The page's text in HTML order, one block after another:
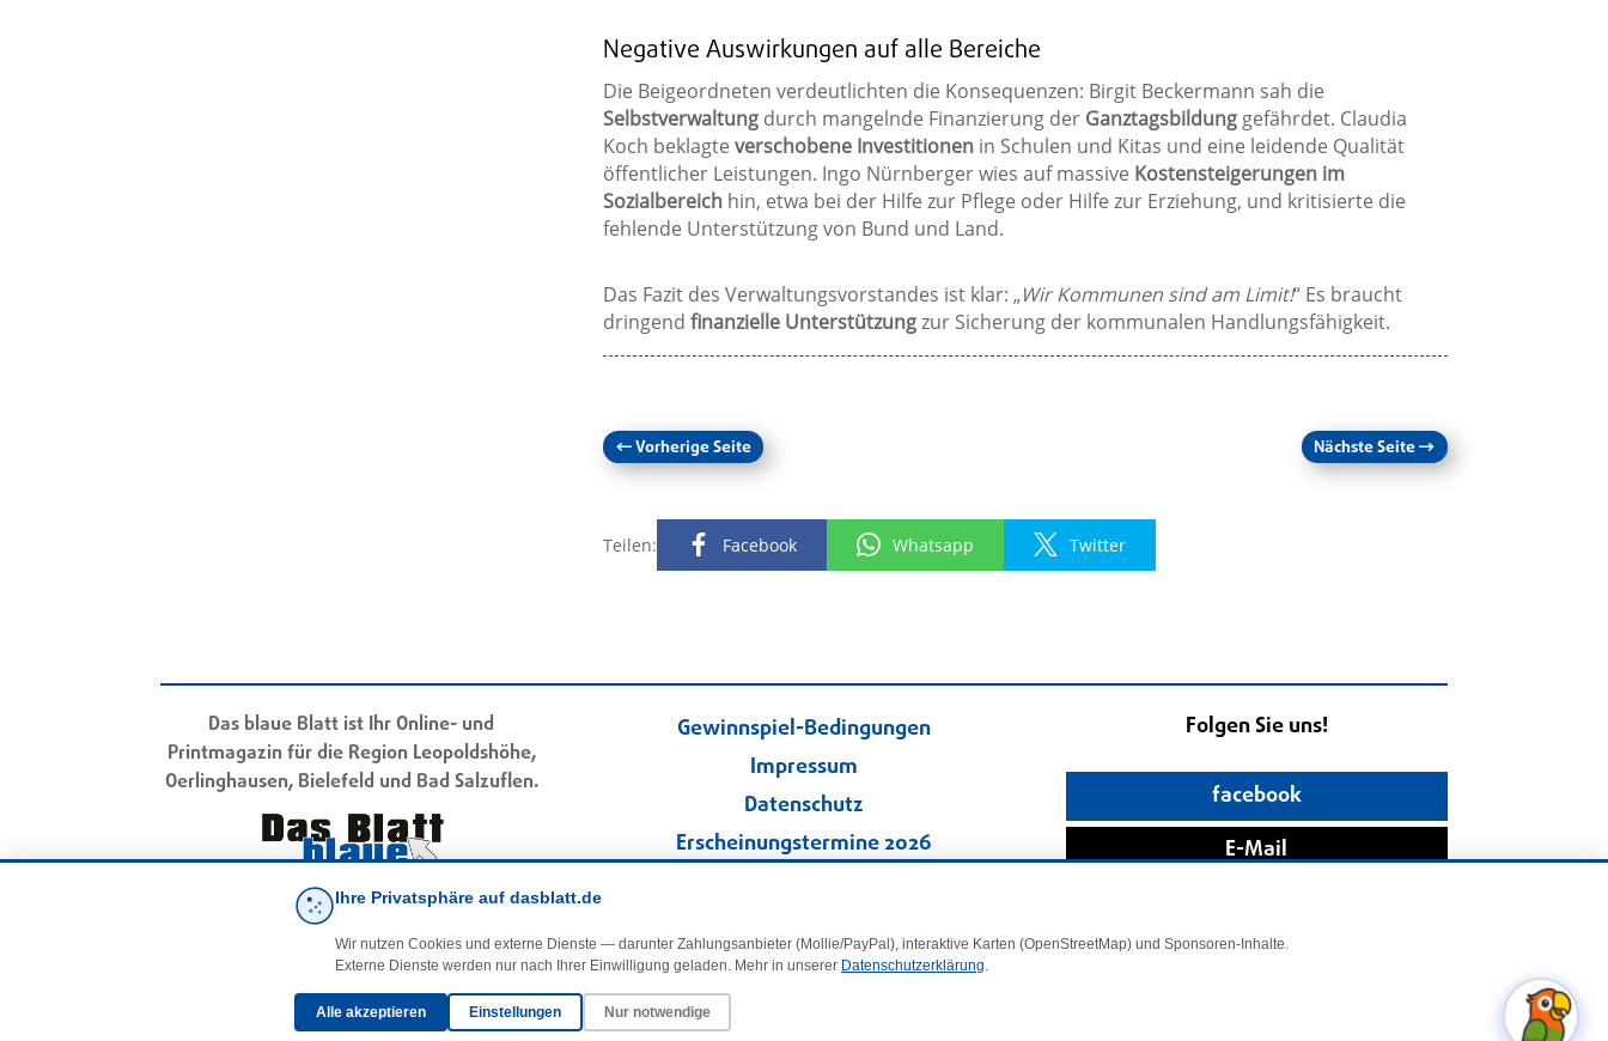
Negative Auswirkungen auf alle Bereiche
Die Beigeordneten verdeutlichten die Konsequenzen: Birgit Beckermann sah die
Selbstverwaltungdurch mangelnde Finanzierung der Ganztagsbildunggefährdet. Claudia
Koch beklagte verschobene Investitionenin Schulen und Kitas und eine leidende Qualität
öffentlicher Leistungen. Ingo Nürnberger wies auf massive Kostensteigerungen im
Sozialbereichhin, etwa bei der Hilfe zur Pflege oder Hilfe zur Erziehung, und kritisierte die
fehlende Unterstützung von Bund und Land.
Das Fazit des Verwaltungsvorstandes ist klar: „Wir Kommunen sind am Limit!“ Es braucht
dringend finanzielle Unterstützungzur Sicherung der kommunalen Handlungsfähigkeit.
←Vorherige Seite Nächste Seite→
Teilen: Facebook Whatsapp Twitter
Das blaue Blatt ist Ihr Online- und
Printmagazin für die Region Leopoldshöhe,
Oerlinghausen, Bielefeld und Bad Salzuflen.
Gewinnspiel-Bedingungen
Impressum
Datenschutz
Erscheinungstermine 2026
Kleinanzeigen
·Cookie-Einstellungen
Folgen Sie uns!
facebook
E-Mail
Ihre Privatsphäre auf dasblatt.de
Wir nutzen Cookies und externe Dienste — darunter Zahlungsanbieter (Mollie/PayPal), interaktive Karten (OpenStreetMap) und Sponsoren-Inhalte.
Externe Dienste werden nur nach Ihrer Einwilligung geladen. Mehr in unserer Datenschutzerklärung.
Alle akzeptieren Einstellungen Nur notwendige